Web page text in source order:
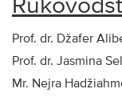
Prof. dr. Džafer
Prof. dr. Jasmina
Mr. Nejra